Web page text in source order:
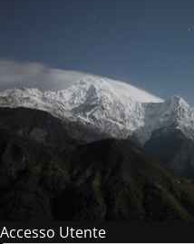
Accesso Utente